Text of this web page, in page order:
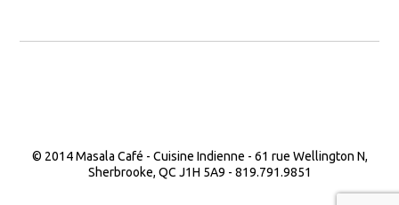
© 2014 Masala Café - Cuisine Indienne - 61 rue Wellington N,
Sherbrooke, QC J1H 5A9 - 819.791.9851